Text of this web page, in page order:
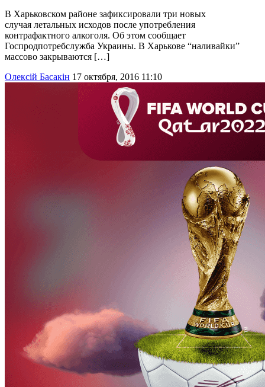
В Харьковском районе зафиксировали три новых
случая летальных исходов после употребления
контрафактного алкоголя. Об этом сообщает
Госпродпотребслужба Украины. В Харькове “наливайки”
массово закрываются […]
Олексій Басакін 17 октября, 2016 11:10